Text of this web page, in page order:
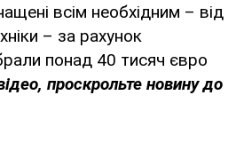
всім необхідним – від
– за рахунок
понад 40 тисяч євро
проскрольте новину до